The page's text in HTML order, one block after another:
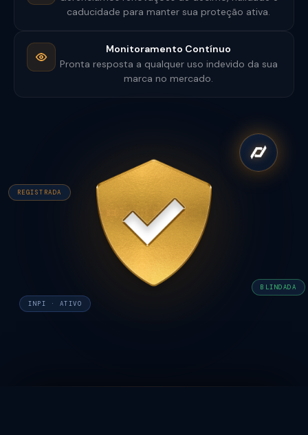
caducidade para manter sua proteção ativa.
Monitoramento Contínuo
Pronta resposta a qualquer uso indevido da sua
marca no mercado.
REGISTRADA
BLINDADA
INPI · ATIVO